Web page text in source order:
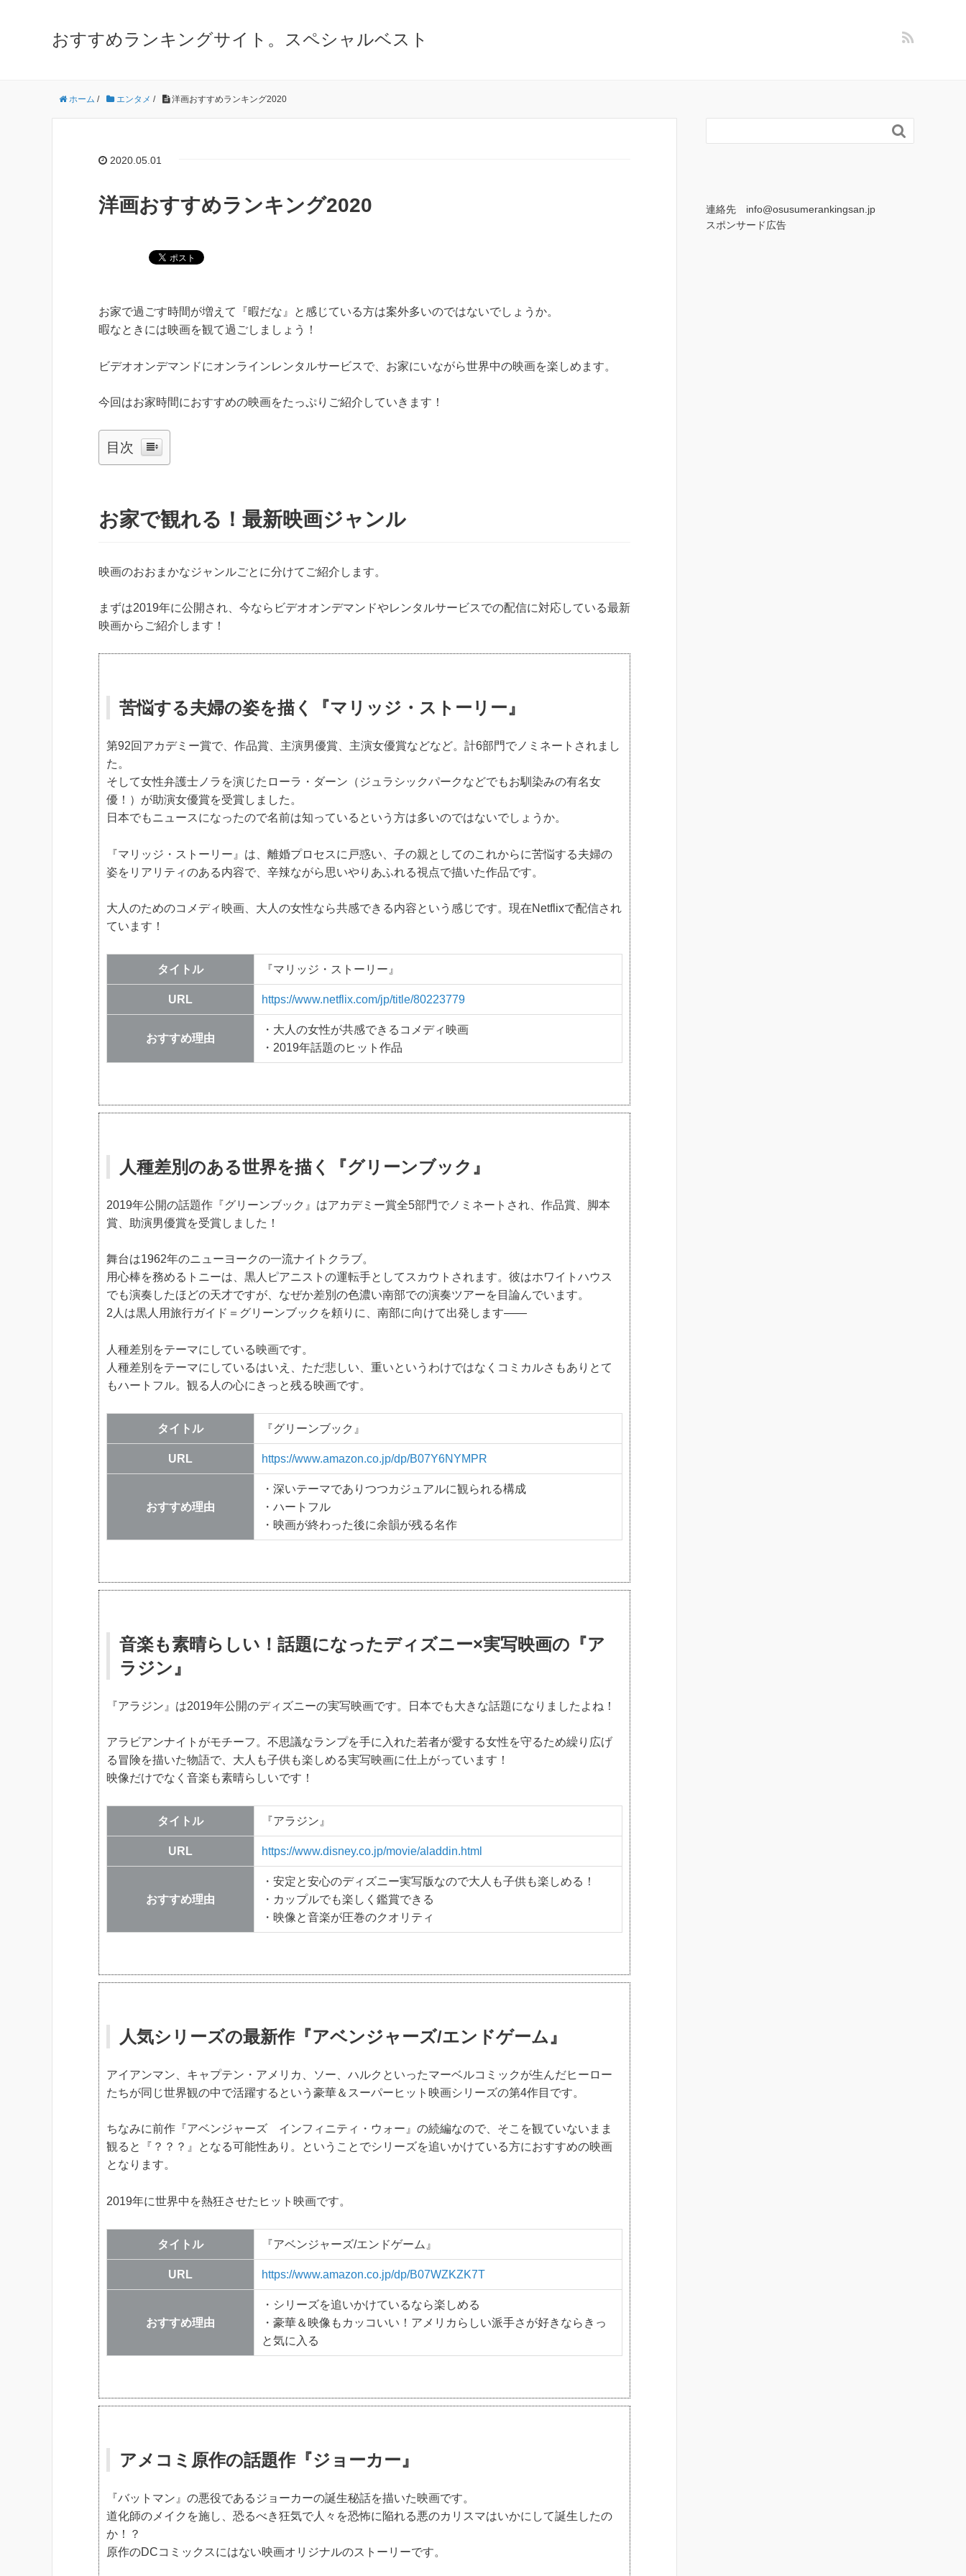
おすすめランキングサイト。スペシャルベスト
ホーム / エンタメ / 洋画おすすめランキング2020
2020.05.01
洋画おすすめランキング2020
お家で過ごす時間が増えて『暇だな』と感じている方は案外多いのではないでしょうか。
暇なときには映画を観て過ごしましょう！
ビデオオンデマンドにオンラインレンタルサービスで、お家にいながら世界中の映画を楽しめます。
今回はお家時間におすすめの映画をたっぷりご紹介していきます！
目次
お家で観れる！最新映画ジャンル
映画のおおまかなジャンルごとに分けてご紹介します。
まずは2019年に公開され、今ならビデオオンデマンドやレンタルサービスでの配信に対応している最新
映画からご紹介します！
苦悩する夫婦の姿を描く『マリッジ・ストーリー』
第92回アカデミー賞で、作品賞、主演男優賞、主演女優賞などなど。計6部門でノミネートされまし
た。
そして女性弁護士ノラを演じたローラ・ダーン（ジュラシックパークなどでもお馴染みの有名女
優！）が助演女優賞を受賞しました。
日本でもニュースになったので名前は知っているという方は多いのではないでしょうか。
『マリッジ・ストーリー』は、離婚プロセスに戸惑い、子の親としてのこれからに苦悩する夫婦の
姿をリアリティのある内容で、辛辣ながら思いやりあふれる視点で描いた作品です。
大人のためのコメディ映画、大人の女性なら共感できる内容という感じです。現在Netflixで配信され
ています！
タイトル 『マリッジ・ストーリー』
URL https://www.netflix.com/jp/title/80223779
おすすめ理由
・大人の女性が共感できるコメディ映画
・2019年話題のヒット作品
人種差別のある世界を描く『グリーンブック』
2019年公開の話題作『グリーンブック』はアカデミー賞全5部門でノミネートされ、作品賞、脚本
賞、助演男優賞を受賞しました！
舞台は1962年のニューヨークの一流ナイトクラブ。
用心棒を務めるトニーは、黒人ピアニストの運転手としてスカウトされます。彼はホワイトハウス
でも演奏したほどの天才ですが、なぜか差別の色濃い南部での演奏ツアーを目論んでいます。
2人は黒人用旅行ガイド＝グリーンブックを頼りに、南部に向けて出発します――
人種差別をテーマにしている映画です。
人種差別をテーマにしているはいえ、ただ悲しい、重いというわけではなくコミカルさもありとて
もハートフル。観る人の心にきっと残る映画です。
タイトル 『グリーンブック』
URL https://www.amazon.co.jp/dp/B07Y6NYMPR
おすすめ理由
・深いテーマでありつつカジュアルに観られる構成
・ハートフル
・映画が終わった後に余韻が残る名作
音楽も素晴らしい！話題になったディズニー×実写映画の『ア
ラジン』
『アラジン』は2019年公開のディズニーの実写映画です。日本でも大きな話題になりましたよね！
アラビアンナイトがモチーフ。不思議なランプを手に入れた若者が愛する女性を守るため繰り広げ
る冒険を描いた物語で、大人も子供も楽しめる実写映画に仕上がっています！
映像だけでなく音楽も素晴らしいです！
タイトル 『アラジン』
URL https://www.disney.co.jp/movie/aladdin.html
おすすめ理由
・安定と安心のディズニー実写版なので大人も子供も楽しめる！
・カップルでも楽しく鑑賞できる
・映像と音楽が圧巻のクオリティ
人気シリーズの最新作『アベンジャーズ/エンドゲーム』
アイアンマン、キャプテン・アメリカ、ソー、ハルクといったマーベルコミックが生んだヒーロー
たちが同じ世界観の中で活躍するという豪華＆スーパーヒット映画シリーズの第4作目です。
ちなみに前作『アベンジャーズ インフィニティ・ウォー』の続編なので、そこを観ていないまま
観ると『？？？』となる可能性あり。ということでシリーズを追いかけている方におすすめの映画
となります。
2019年に世界中を熱狂させたヒット映画です。
タイトル 『アベンジャーズ/エンドゲーム』
URL https://www.amazon.co.jp/dp/B07WZKZK7T
おすすめ理由
・シリーズを追いかけているなら楽しめる
・豪華＆映像もカッコいい！アメリカらしい派手さが好きならきっ
と気に入る
アメコミ原作の話題作『ジョーカー』
『バットマン』の悪役であるジョーカーの誕生秘話を描いた映画です。
道化師のメイクを施し、恐るべき狂気で人々を恐怖に陥れる悪のカリスマはいかにして誕生したの
か！？
原作のDCコミックスにはない映画オリジナルのストーリーです。

連絡先 info@osusumerankingsan.jp
スポンサード広告